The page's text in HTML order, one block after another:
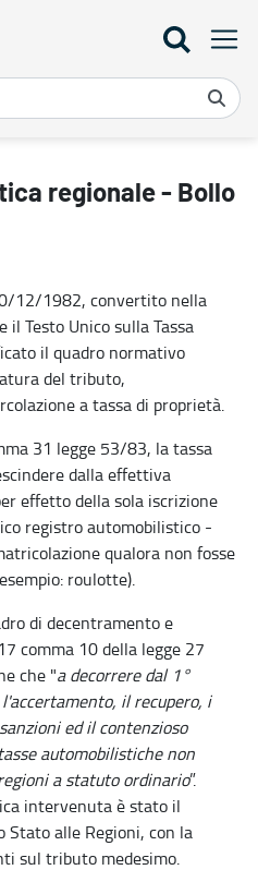
regionale - Bollo
12/1982, convertito nella
Testo Unico sulla Tassa
il quadro normativo
del tributo,
a tassa di proprietà.
31 legge 53/83, la tassa
dalla effettiva
effetto della sola iscrizione
registro automobilistico -
qualora non fosse
roulotte).
di decentramento e
comma 10 della legge 27
che "a decorrere dal 1°
il recupero, i
ed il contenzioso
automobilistiche non
a statuto ordinario”.
intervenuta è stato il
Stato alle Regioni, con la
sul tributo medesimo.